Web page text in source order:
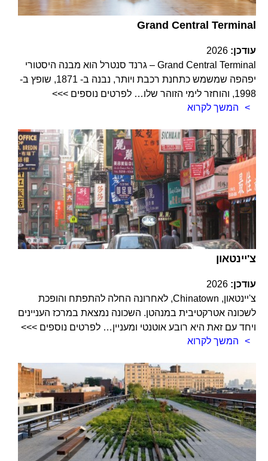
Grand Central Terminal
עודכן: 2026
Grand Central Terminal – גרנד סנטרל הוא מבנה היסטורי
יפהפה שמשמש כתחנת רכבת ויותר, נבנה ב- 1871, שופץ ב-
1998, והוחזר לימי הזוהר שלו… לפרטים נוספים >>>
המשך לקרוא
צ'יינטאון
עודכן: 2026
צ'יינטאון, Chinatown, לאחרונה החלה להתפתח והופכת
לשכונה אטרקטיבית במנהטן. השכונה נמצאת במרכז העניינים
ויחד עם זאת היא רובע אוטנטי ומעניין… לפרטים נוספים >>>
המשך לקרוא